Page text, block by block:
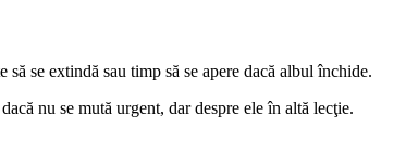
se extindă sau timp să se apere dacă albul închide.
nu se mută urgent, dar despre ele în altă lecţie.